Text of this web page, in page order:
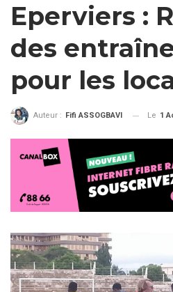
Eperviers :
des
pour les
Auteur : Fifi ASSOGBAVI Le 1